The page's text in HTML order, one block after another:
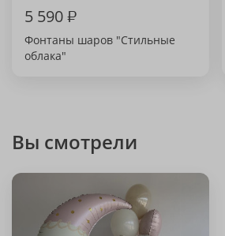
5 590₽
Фонтаны шаров "Стильные
облака"
Вы смотрели